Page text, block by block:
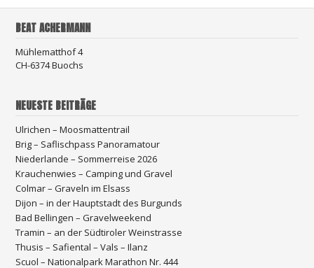
BEAT ACHERMANN
Mühlematthof 4
CH-6374 Buochs
NEUESTE BEITRÄGE
Ulrichen – Moosmattentrail
Brig – Saflischpass Panoramatour
Niederlande – Sommerreise 2026
Krauchenwies – Camping und Gravel
Colmar – Graveln im Elsass
Dijon – in der Hauptstadt des Burgunds
Bad Bellingen – Gravelweekend
Tramin – an der Südtiroler Weinstrasse
Thusis – Safiental – Vals – Ilanz
Scuol – Nationalpark Marathon Nr. 444